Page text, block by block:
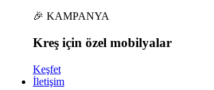
🎉 KAMPANYA
Kreş için özel mobilyalar
Keşfet
İletişim